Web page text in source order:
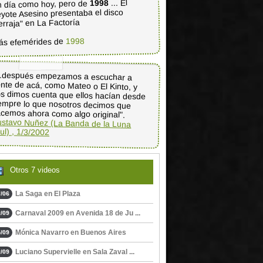
día como hoy, pero de 1998 ... El
Asesino presentaba el disco
en La Factoría
efemérides de 1998
empezamos a escuchar a
de acá, como Mateo o El Kinto, y
dimos cuenta que ellos hacían desde
lo que nosotros decimos que
ahora como algo original".
Nuñez (La Banda de la Luna
, 1/3/2002
Otros 7 videos
06 La Saga en El Plaza
09 Carnaval 2009 en Avenida 18 de Ju ...
09 Mónica Navarro en Buenos Aires
09 Luciano Supervielle en Sala Zaval ...